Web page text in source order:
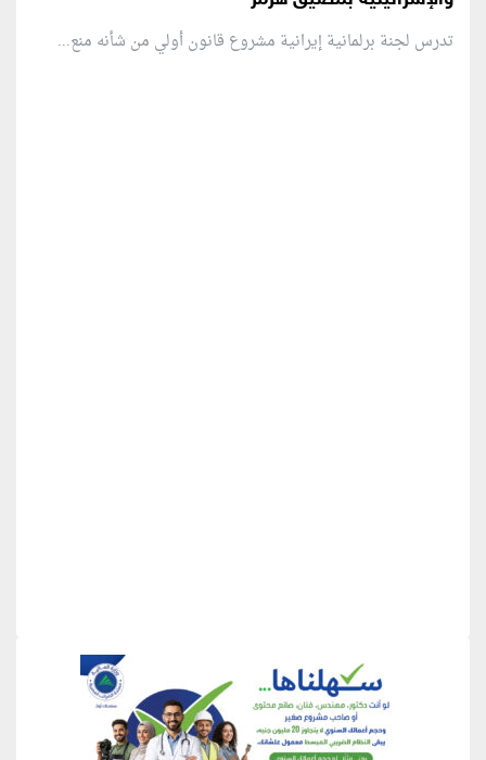
تدرس لجنة برلمانية إيرانية مشروع قانون ⁠أولي من شأنه منع...
منطقة إعلانية